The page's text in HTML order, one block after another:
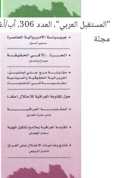
"المستقبل العربي"، العدد 306، آب/أغسطس 2004
مجلة